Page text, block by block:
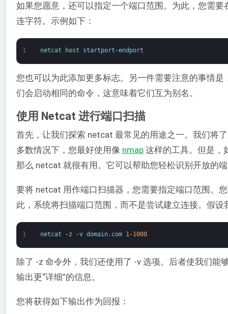
如果您愿意，还可以指定一个端口范围。为此，您需
连字符。示例如下：
1 netcat host startport -endport
您也可以为此添加更多标志。另一件需要注意的事情
们会启动相同的命令，这意味着它们互为别名。
使用 Netcat 进行端口扫描
首先，让我们探索 netcat 最常见的用途之一。我们将
多数情况下，您最好使用像 nmap 这样的工具。但是，
那么 netcat 就很有用。它可以帮助您轻松识别开放的
要将 netcat 用作端口扫描器，您需要指定端口范围。
此，系统将扫描端口范围，而不是尝试建立连接。假
1 netcat -z -v domain. com 1-1000
除了 -z 命令外，我们还使用了 -v 选项。后者使我们能
输出更“详细”的信息。
您将获得如下输出作为回报：